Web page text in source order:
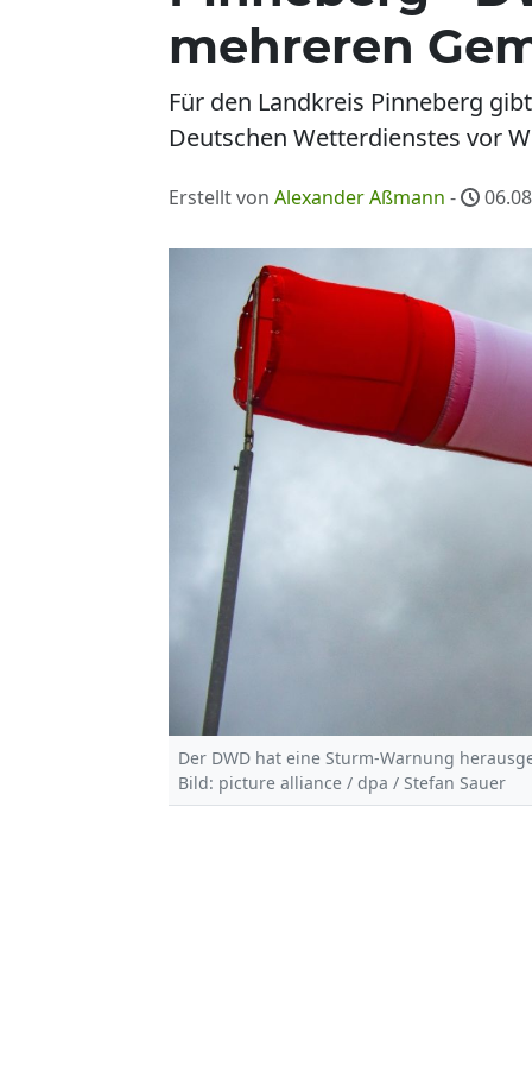
mehreren
Für den Landkreis Pinneberg
Deutschen Wetterdienstes vor
Erstellt von Alexander Aßmann -
Der DWD hat eine Sturm-Warnung
Bild: picture alliance / dpa / Stefan Sauer